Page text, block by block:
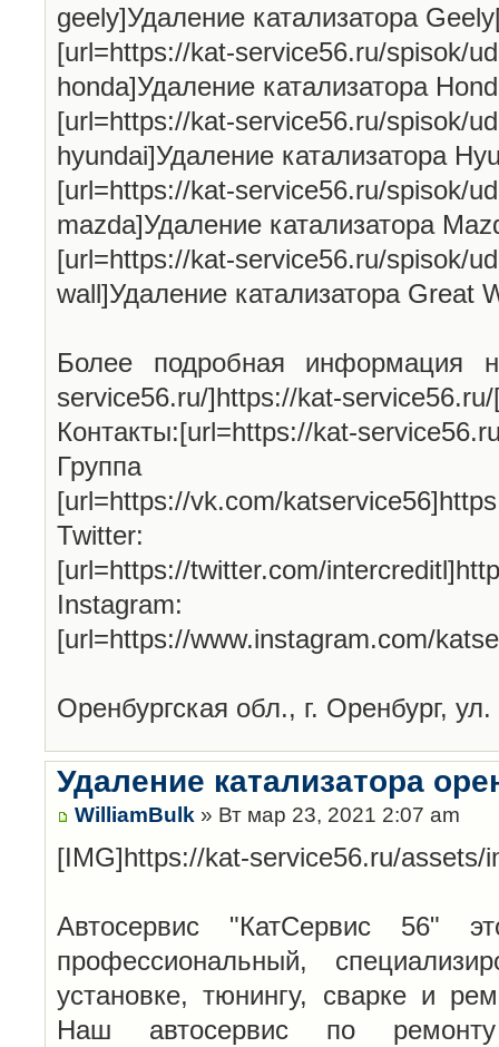
geely]Удаление катализатора
[url=https://kat-service56.ru/spisok/
honda]Удаление катализатора
[url=https://kat-service56.ru/spisok/
hyundai]Удаление катализатора
[url=https://kat-service56.ru/spisok/
mazda]Удаление катализатора
[url=https://kat-service56.ru/spisok/
wall]Удаление катализатора Great
Более подробная информация
service56.ru/]https://kat-
Контакты:[url=https://kat-
[url=https://vk.com/
Twitter:
[url=https://twitter.com/
Instagram:
[url=https://www.instagram.com/
Оренбургская обл., г. Оренбург,
Удаление катализатора
WilliamBulk » Вт мар 23, 2021 2:07 am
[IMG]https://kat-service56.ru/assets/
Автосервис "КатСервис 56"
профессиональный,
установке, тюнингу, сварке и
Наш автосервис по